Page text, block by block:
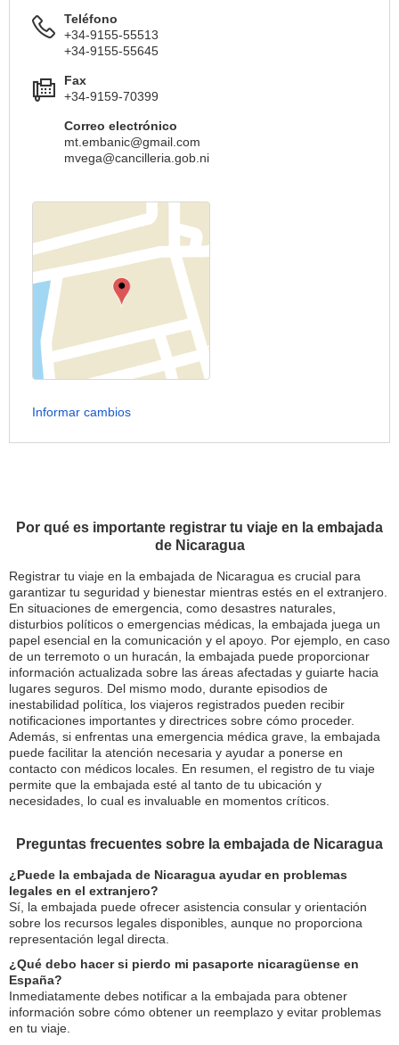
Por qué es importante registrar tu viaje en la embajada
de Nicaragua
Registrar tu viaje en la embajada de Nicaragua es crucial para
garantizar tu seguridad y bienestar mientras estés en el extranjero.
En situaciones de emergencia, como desastres naturales,
disturbios políticos o emergencias médicas, la embajada juega un
papel esencial en la comunicación y el apoyo. Por ejemplo, en caso
de un terremoto o un huracán, la embajada puede proporcionar
información actualizada sobre las áreas afectadas y guiarte hacia
lugares seguros. Del mismo modo, durante episodios de
inestabilidad política, los viajeros registrados pueden recibir
notificaciones importantes y directrices sobre cómo proceder.
Además, si enfrentas una emergencia médica grave, la embajada
puede facilitar la atención necesaria y ayudar a ponerse en
contacto con médicos locales. En resumen, el registro de tu viaje
permite que la embajada esté al tanto de tu ubicación y
necesidades, lo cual es invaluable en momentos críticos.
Preguntas frecuentes sobre la embajada de Nicaragua
¿Puede la embajada de Nicaragua ayudar en problemas
legales en el extranjero?
Sí, la embajada puede ofrecer asistencia consular y orientación
sobre los recursos legales disponibles, aunque no proporciona
representación legal directa.
¿Qué debo hacer si pierdo mi pasaporte nicaragüense en
España?
Inmediatamente debes notificar a la embajada para obtener
información sobre cómo obtener un reemplazo y evitar problemas
en tu viaje.
Teléfono
+34-9155-55513
+34-9155-55645
Fax
+34-9159-70399
Correo electrónico
mt.embanic@gmail.com
mvega@cancilleria.gob.ni
Informar cambios